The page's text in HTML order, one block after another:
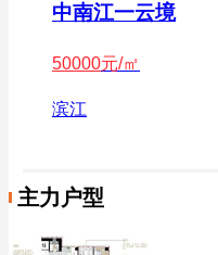
中南江一云境
50000元/㎡
滨江
主力户型